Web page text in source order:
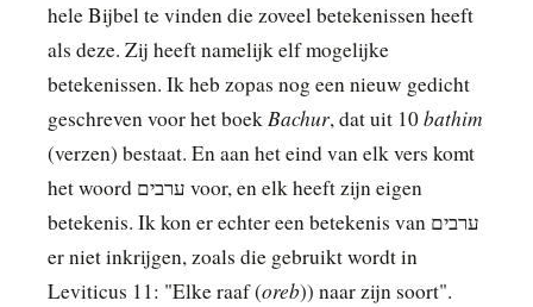
hele Bijbel te vinden die zoveel betekenissen heeft
als deze. Zij heeft namelijk elf mogelijke
betekenissen. Ik heb zopas nog een nieuw gedicht
geschreven voor het boekBachur, dat uit 10bathim
(verzen) bestaat. En aan het eind van elk vers komt
het woord ערבים voor, en elk heeft zijn eigen
betekenis. Ik kon er echter een betekenis van ערבים
er niet inkrijgen, zoals die gebruikt wordt in
Leviticus 11: "Elke raaf (oreb)) naar zijn soort".